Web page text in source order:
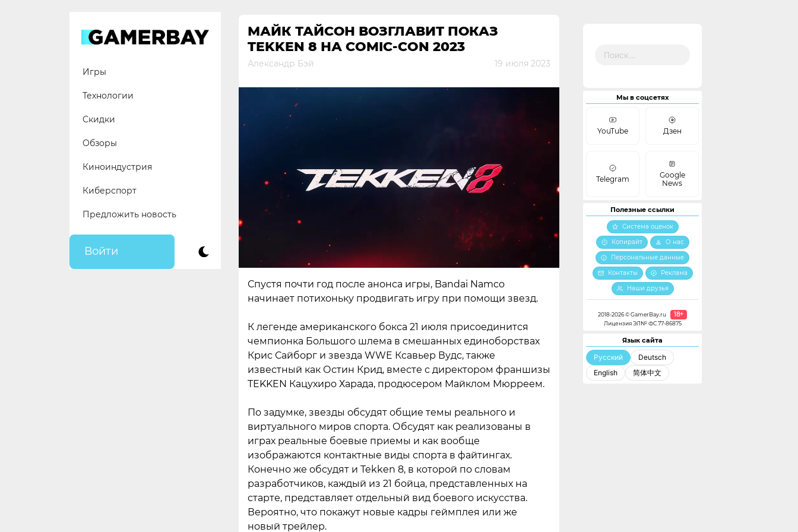
Игры
Технологии
Скидки
Обзоры
Киноиндустрия
Киберспорт
Предложить новость
Войти
МАЙК ТАЙСОН ВОЗГЛАВИТ ПОКАЗ
TEKKEN 8 НА COMIC-CON 2023
Александр Бэй 19 июля 2023
Спустя почти год после анонса игры, Bandai Namco
начинает потихоньку продвигать игру при помощи звезд.
К легенде американского бокса 21 июля присоединится
чемпионка Большого шлема в смешанных единоборствах
Крис Сайборг и звезда WWE Ксавьер Вудс, также
известный как Остин Крид, вместе с директором франшизы
TEKKEN Кацухиро Харада, продюсером Майклом Мюрреем.
По задумке, звезды обсудят общие темы реального и
виртуального миров спорта. Обсудят как реализованы в
играх реальные боевые приемы и как вообще
изображаются контактные виды спорта в файтингах.
Конечно же обсудят и Tekken 8, в которой по словам
разработчиков, каждый из 21 бойца, представленных на
старте, представляет отдельный вид боевого искусства.
Вероятно, что покажут новые кадры геймплея или же
новый трейлер.
Мы в соцсетях
YouTube Дзен
Telegram
Google
News
Полезные ссылки
Система оценок
Копирайт
О нас
Персональные данные
Контакты
Реклама
Наши друзья
2018-2026 © GamerBay.ru 18+
Лицензия ЭЛ№ ФС 77-86875
Язык сайта
Русский
Deutsch
English
简体中文